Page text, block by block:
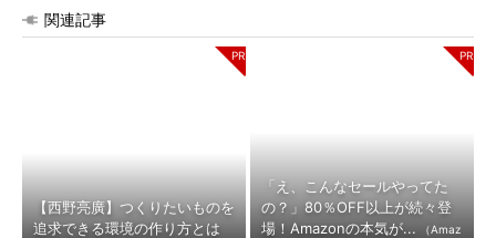
関連記事
【西野亮廣】つくりたいものを
追求できる環境の作り方とは
「え、こんなセールやってた
の？」80％OFF以上が続々登
場！Amazonの本気が...
（Amaz